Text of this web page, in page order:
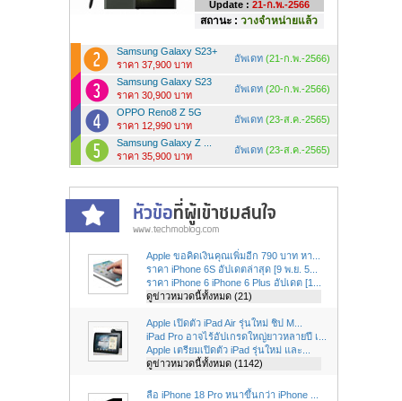
Update : 21-ก.พ.-2566
สถานะ : วางจำหน่ายแล้ว
Samsung Galaxy S23+
ราคา 37,900 บาท
อัพเดท (21-ก.พ.-2566)
Samsung Galaxy S23
ราคา 30,900 บาท
อัพเดท (20-ก.พ.-2566)
OPPO Reno8 Z 5G
ราคา 12,990 บาท
อัพเดท (23-ส.ค.-2565)
Samsung Galaxy Z ...
ราคา 35,900 บาท
อัพเดท (23-ส.ค.-2565)
Apple ขอคิดเงินคุณเพิ่มอีก 790 บาท หา...
ราคา iPhone 6S อัปเดตล่าสุด [9 พ.ย. 5...
ราคา iPhone 6 iPhone 6 Plus อัปเดต [1...
ดูข่าวหมวดนี้ทั้งหมด (21)
Apple เปิดตัว iPad Air รุ่นใหม่ ชิป M...
iPad Pro อาจไร้อัปเกรดใหญ่ยาวหลายปี เ...
Apple เตรียมเปิดตัว iPad รุ่นใหม่ และ...
ดูข่าวหมวดนี้ทั้งหมด (1142)
ลือ iPhone 18 Pro หนาขึ้นกว่า iPhone ...